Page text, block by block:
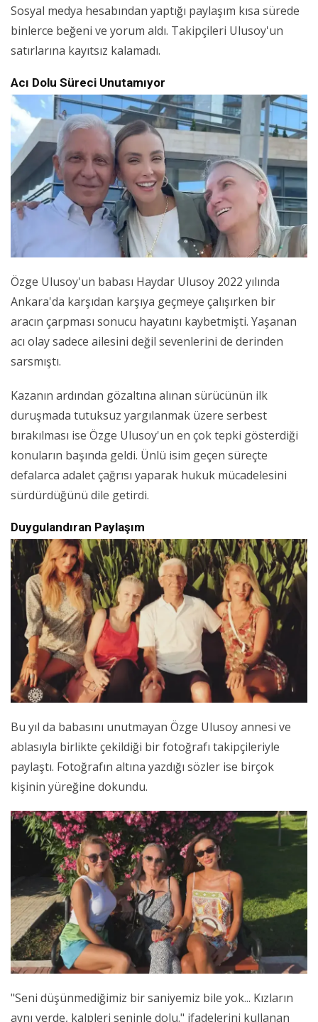
Sosyal medya hesabından yaptığı paylaşım kısa sürede
binlerce beğeni ve yorum aldı. Takipçileri Ulusoy'un
satırlarına kayıtsız kalamadı.
Acı Dolu Süreci Unutamıyor
Özge Ulusoy'un babası Haydar Ulusoy 2022 yılında
Ankara'da karşıdan karşıya geçmeye çalışırken bir
aracın çarpması sonucu hayatını kaybetmişti. Yaşanan
acı olay sadece ailesini değil sevenlerini de derinden
sarsmıştı.
Kazanın ardından gözaltına alınan sürücünün ilk
duruşmada tutuksuz yargılanmak üzere serbest
bırakılması ise Özge Ulusoy'un en çok tepki gösterdiği
konuların başında geldi. Ünlü isim geçen süreçte
defalarca adalet çağrısı yaparak hukuk mücadelesini
sürdürdüğünü dile getirdi.
Duygulandıran Paylaşım
Bu yıl da babasını unutmayan Özge Ulusoy annesi ve
ablasıyla birlikte çekildiği bir fotoğrafı takipçileriyle
paylaştı. Fotoğrafın altına yazdığı sözler ise birçok
kişinin yüreğine dokundu.
"Seni düşünmediğimiz bir saniyemiz bile yok... Kızların
aynı yerde, kalpleri seninle dolu." ifadelerini kullanan